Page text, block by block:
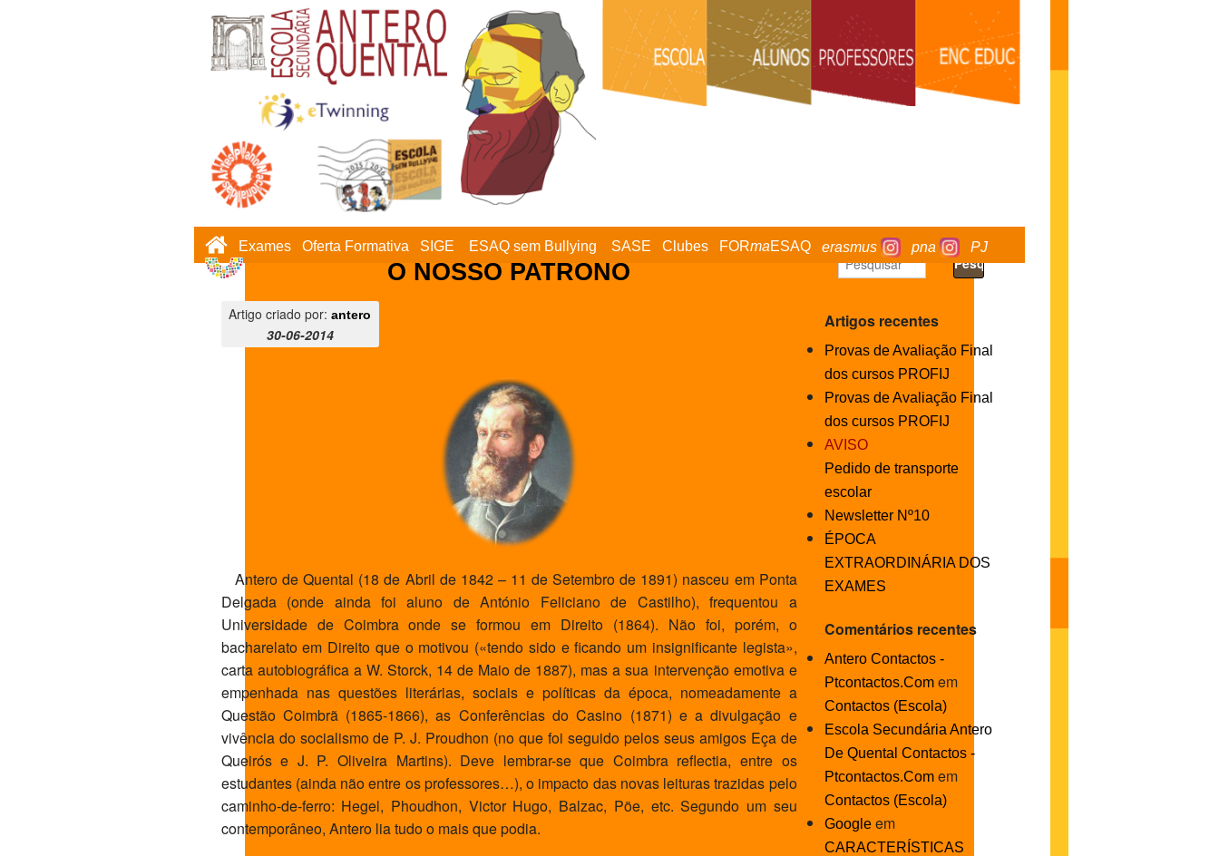
Exames Oferta Formativa SIGE ESAQ sem Bullying SASE Clubes FORmaESAQ erasmus pna PJ
O NOSSO PATRONO
Artigo criado por:antero
30-06-2014
Antero de Quental (18 de Abril de 1842 – 11 de Setembro de 1891) nasceu em Ponta
Delgada (onde ainda foi aluno de António Feliciano de Castilho), frequentou a
Universidade de Coimbra onde se formou em Direito (1864). Não foi, porém, o
bacharelato em Direito que o motivou («tendo sido e ficando um insignificante legista»,
carta autobiográfica a W. Storck, 14 de Maio de 1887), mas a sua intervenção emotiva e
empenhada nas questões literárias, sociais e políticas da época, nomeadamente a
Questão Coimbrã (1865-1866), as Conferências do Casino (1871) e a divulgação e
vivência do socialismo de P. J. Proudhon (no que foi seguido pelos seus amigos Eça de
Queirós e J. P. Oliveira Martins). Deve lembrar-se que Coimbra reflectia, entre os
estudantes (ainda não entre os professores…), o impacto das novas leituras trazidas pelo
caminho-de-ferro: Hegel, Phoudhon, Victor Hugo, Balzac, Pöe, etc. Segundo um seu
contemporâneo, Antero lia tudo o mais que podia.
Artigos recentes
Provas de Avaliação Final
dos cursos PROFIJ
Provas de Avaliação Final
dos cursos PROFIJ
AVISO
Pedido de transporte
escolar
Newsletter Nº10
ÉPOCA
EXTRAORDINÁRIA DOS
EXAMES
Comentários recentes
Antero Contactos -
Ptcontactos.Comem
Contactos (Escola)
Escola Secundária Antero
De Quental Contactos -
Ptcontactos.Comem
Contactos (Escola)
Googleem
CARACTERÍSTICAS